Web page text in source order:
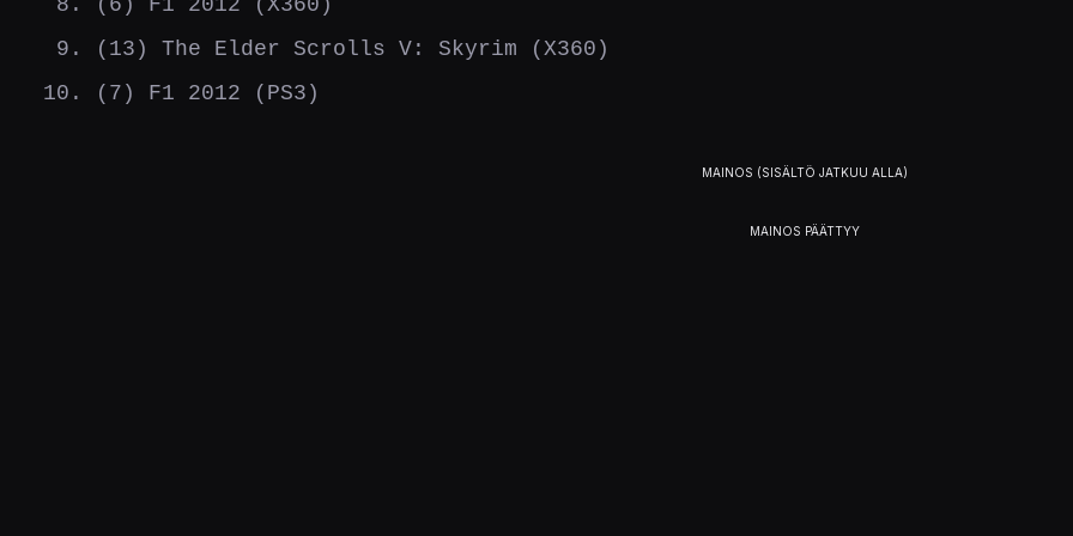
(13) The Elder Scrolls V: Skyrim (X360)
(7) F1 2012 (PS3)